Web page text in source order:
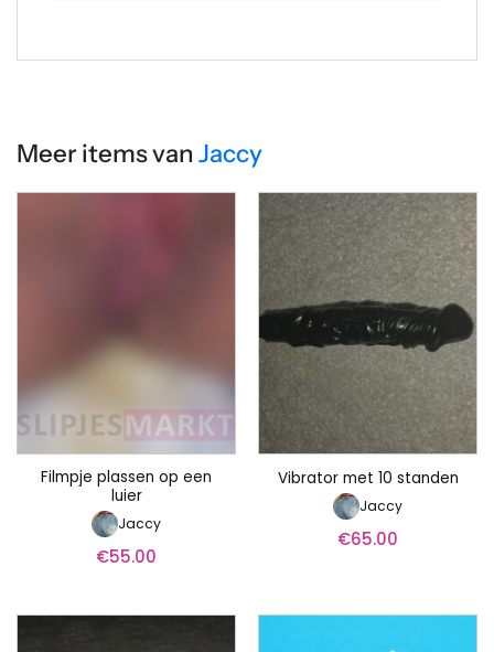
Meer items van Jaccy
Filmpje plassen op een
luier
Jaccy
€55.00
Vibrator met 10 standen
Jaccy
€65.00